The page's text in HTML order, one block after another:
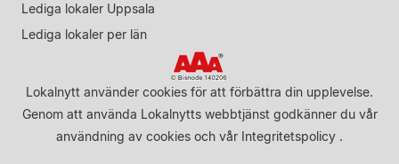
Lediga lokaler Uppsala
Lediga lokaler per län
Lokalnytt använder cookies för att förbättra din upplevelse.
Genom att använda Lokalnytts webbtjänst godkänner du vår
användning av cookies och vår Integritetspolicy .